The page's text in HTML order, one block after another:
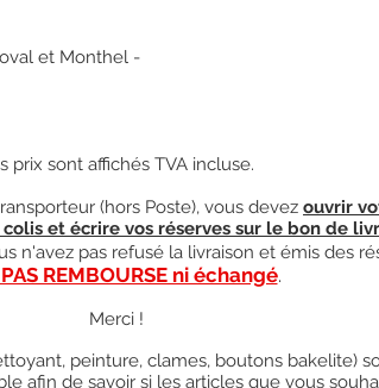
et Monthel -
prix sont affichés TVA incluse.
(hors Poste), vous devez ouvrir
et écrire vos réserves sur le bon de
n'avez pas refusé la livraison et émis des
PAS REMBOURSE ni échangé.
Merci !
peinture, clames, boutons bakelite)
afin de savoir si les articles que vous